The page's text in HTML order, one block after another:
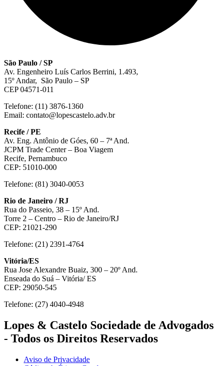
São Paulo / SP
Av. Engenheiro Luís Carlos Berrini, 1.493,
15º Andar, São Paulo – SP
CEP 04571-011
Telefone: (11) 3876-1360
Email: contato@lopescastelo.adv.br
Recife / PE
Av. Eng. Antônio de Góes, 60 – 7ª And.
JCPM Trade Center – Boa Viagem
Recife, Pernambuco
CEP: 51010-000
Telefone: (81) 3040-0053
Rio de Janeiro / RJ
Rua do Passeio, 38 – 15º And.
Torre 2 – Centro – Rio de Janeiro/RJ
CEP: 21021-290
Telefone: (21) 2391-4764
Vitória/ES
Rua Jose Alexandre Buaiz, 300 – 20º And.
Enseada do Suá – Vitória/ ES
CEP: 29050-545
Telefone: (27) 4040-4948
Lopes & Castelo Sociedade de Advogados
- Todos os Direitos Reservados
Aviso de Privacidade